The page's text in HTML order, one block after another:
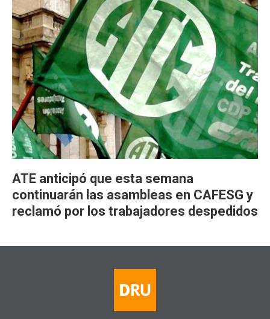
ATE anticipó que esta semana
continuarán las asambleas en CAFESG y
reclamó por los trabajadores despedidos